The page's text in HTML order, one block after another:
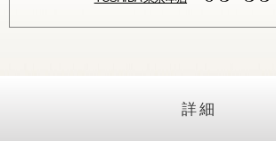
詳細